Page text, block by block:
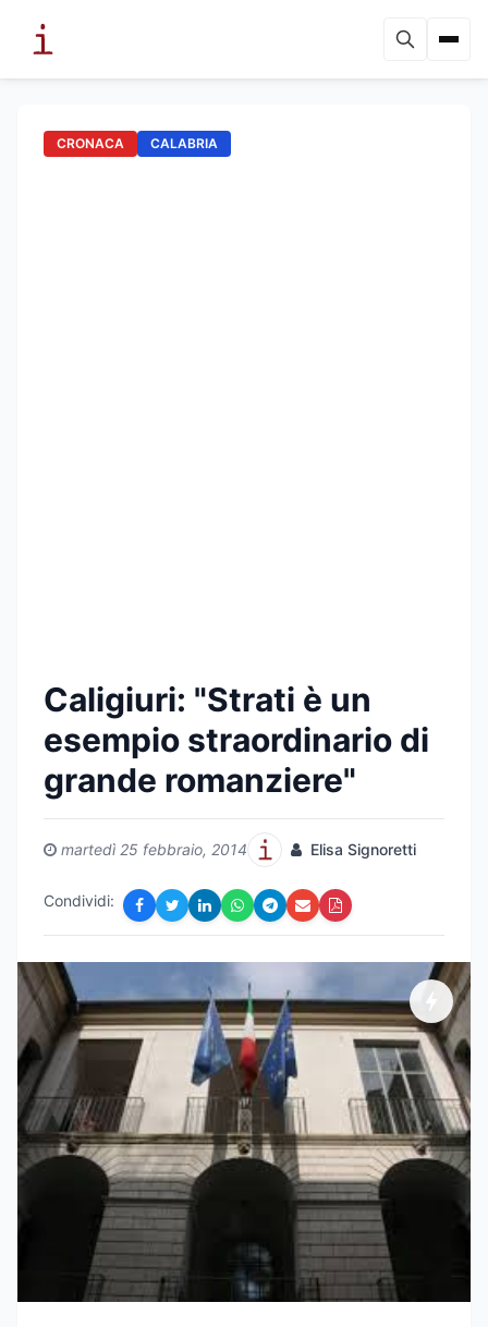
CRONACA CALABRIA
Caligiuri: "Strati è un
esempio straordinario di
grande romanziere"
martedì 25 febbraio, 2014 Elisa Signoretti
Condividi: